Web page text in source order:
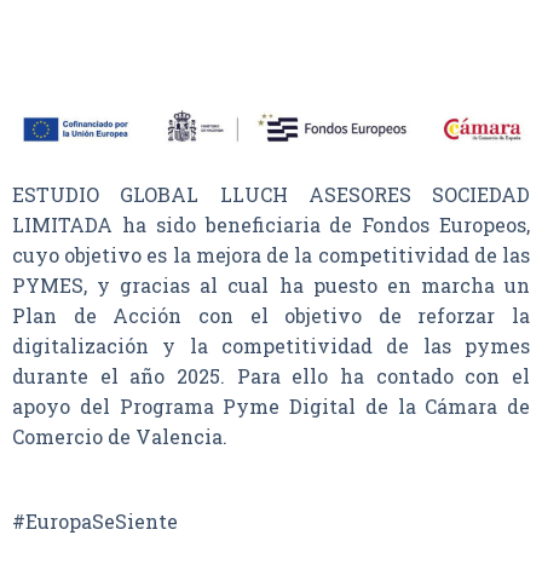
ESTUDIO GLOBAL LLUCH ASESORES SOCIEDAD
LIMITADA ha sido beneficiaria de Fondos Europeos,
cuyo objetivo es la mejora de la competitividad de las
PYMES, y gracias al cual ha puesto en marcha un
Plan de Acción con el objetivo de reforzar la
digitalización y la competitividad de las pymes
durante el año 2025. Para ello ha contado con el
apoyo del Programa Pyme Digital de la Cámara de
Comercio de Valencia.
#EuropaSeSiente